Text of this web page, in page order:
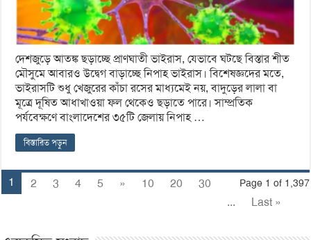
দেশজুড়ে আতঙ্ক ছড়াচ্ছে প্রাণঘাতী ভাইরাস, যেভাবে ঘটছে বিস্তার শীত
মৌসুমে আবারও উদ্বেগ বাড়াচ্ছে নিপাহ ভাইরাস। বিশেষজ্ঞদের মতে,
ভাইরাসটি শুধু খেজুরের কাঁচা রসের মাধ্যমেই নয়, বাদুড়ের লালা বা
মূত্রে দূষিত আধাখাওয়া ফল থেকেও ছড়াতে পারে। সাম্প্রতিক
পর্যবেক্ষণে বাংলাদেশের ৩৫টি জেলায় নিপাহ …
বিস্তারিত পড়ুন
Page 1 of 1,397
1 2 3 4 5 » 10 20
30
...
Last »